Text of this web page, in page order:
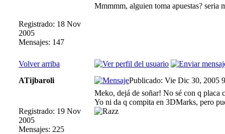
Registrado: 18 Nov
2005
Mensajes: 147
Mmmmm, alguien toma apuestas? seria
Volver arriba
ATijbaroli
Publicado: Vie Dic 30, 2005
Registrado: 19 Nov
2005
Mensajes: 225
Meko, dejá de soñar! No sé con q placa
Yo ni da q compita en 3DMarks, pero